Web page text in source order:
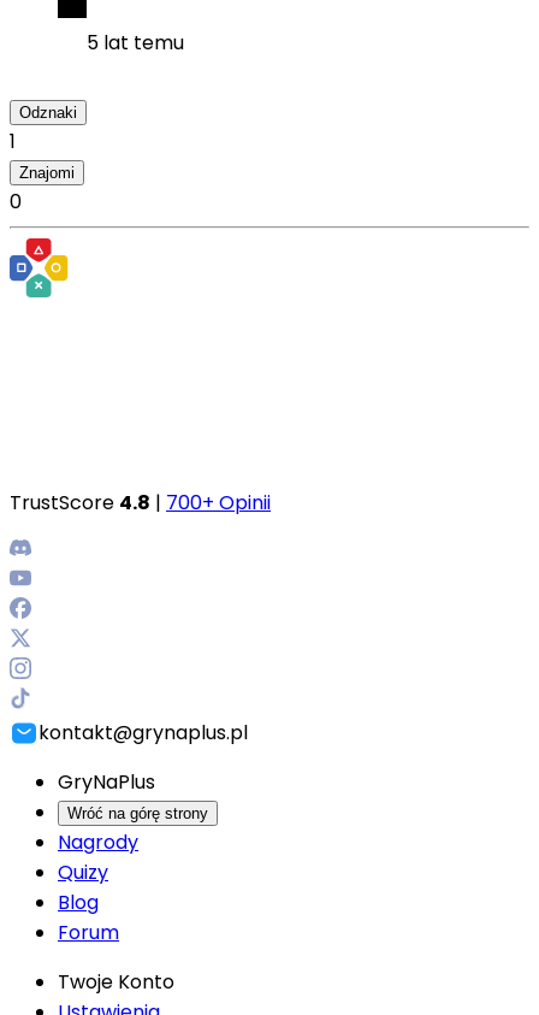
5 lat temu
Odznaki
1
Znajomi
0
TrustScore 4.8 | 700+ Opinii
kontakt@grynaplus.pl
GryNaPlus
Wróć na górę strony
Nagrody
Quizy
Blog
Forum
Twoje Konto